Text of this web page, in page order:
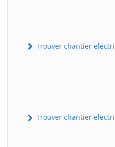
Trouver chantier
Trouver chantier